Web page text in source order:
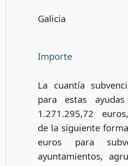
Galicia
Importe
La cuantía
para estas
1.271.295,72
de la siguiente
euros para
ayuntamientos,